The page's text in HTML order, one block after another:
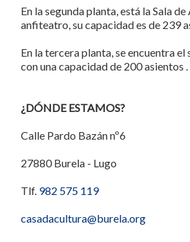
En la segunda planta, está la Sala
anfiteatro, su capacidad es de 239
En la tercera planta, se encuentra
con una capacidad de 200 asientos .
¿DÓNDE ESTAMOS?
Calle Pardo Bazán nº6
27880 Burela - Lugo
Tlf. 982 575 119
casadacultura@burela.org